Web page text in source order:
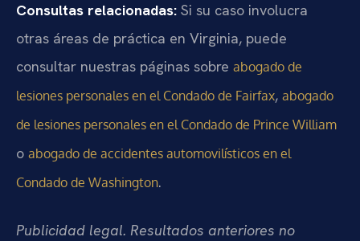
Consultas relacionadas: Si su caso involucra
otras áreas de práctica en Virginia, puede
consultar nuestras páginas sobre abogado de
lesiones personales en el Condado de Fairfax, abogado
de lesiones personales en el Condado de Prince William
o abogado de accidentes automovilísticos en el
Condado de Washington.
Publicidad legal. Resultados anteriores no